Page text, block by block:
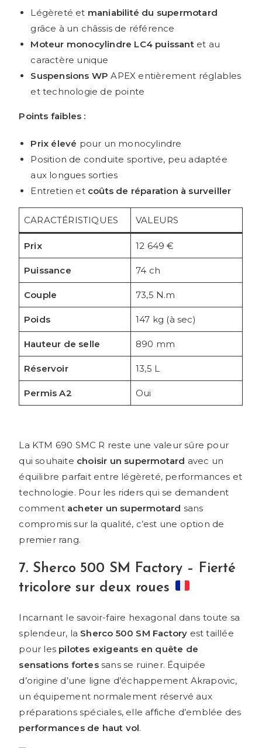
Légèreté et maniabilité du supermotard
grâce à un châssis de référence
Moteur monocylindre LC4 puissantet au
caractère unique
Suspensions WP APEX entièrement réglables
et technologie de pointe
Points faibles :
Prix élevé pour un monocylindre
Position de conduite sportive, peu adaptée
aux longues sorties
Entretien et coûts de réparation à surveiller
CARACTÉRISTIQUES VALEURS
Prix 12 649 €
Puissance 74 ch
Couple 73,5 N.m
Poids 147 kg (à sec)
Hauteur de selle 890 mm
Réservoir 13,5 L
Permis A2 Oui
La KTM 690 SMC R reste une valeur sûre pour
qui souhaite choisir un supermotard avec un
équilibre parfait entre légèreté, performances et
technologie. Pour les riders qui se demandent
comment acheter un supermotard sans
compromis sur la qualité, c’est une option de
premier rang.
7. Sherco 500 SM Factory – Fierté
tricolore sur deux roues
Incarnant le savoir-faire hexagonal dans toute sa
splendeur, la Sherco 500 SM Factory est taillée
pour les pilotes exigeants en quête de
sensations fortessans se ruiner. Équipée
d’origine d’une ligne d’échappement Akrapovic,
un équipement normalement réservé aux
préparations spéciales, elle affiche d’emblée des
performances de haut vol.